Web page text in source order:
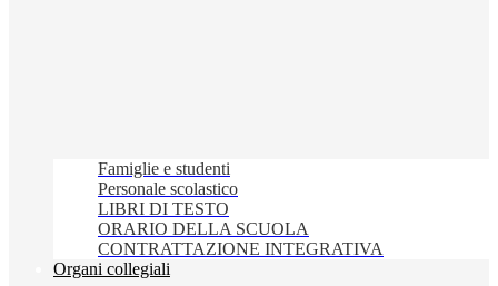
Famiglie e studenti
Personale scolastico
LIBRI DI TESTO
ORARIO DELLA SCUOLA
CONTRATTAZIONE INTEGRATIVA
Organi collegiali